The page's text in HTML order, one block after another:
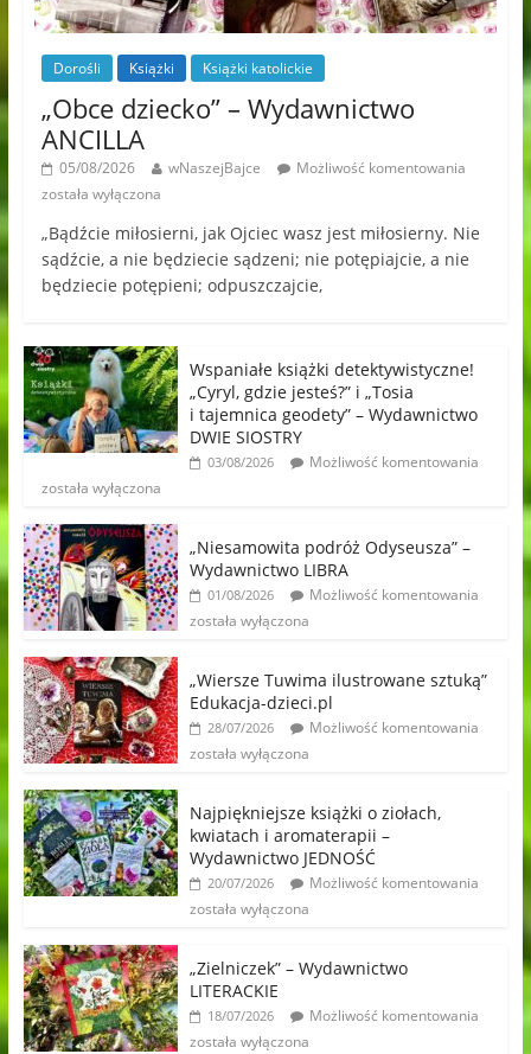
Dorośli Książki Książki katolickie
„Obce dziecko” – Wydawnictwo
ANCILLA
05/08/2026 wNaszejBajce
Możliwość komentowania
została wyłączona
„Bądźcie miłosierni, jak Ojciec wasz jest miłosierny. Nie
sądźcie, a nie będziecie sądzeni; nie potępiajcie, a nie
będziecie potępieni; odpuszczajcie,
Wspaniałe książki detektywistyczne!
„Cyryl, gdzie jesteś?” i „Tosia
i tajemnica geodety” – Wydawnictwo
DWIE SIOSTRY
03/08/2026
Możliwość komentowania
została wyłączona
„Niesamowita podróż Odyseusza” –
Wydawnictwo LIBRA
01/08/2026
Możliwość komentowania
została wyłączona
„Wiersze Tuwima ilustrowane sztuką”
Edukacja-dzieci.pl
28/07/2026
Możliwość komentowania
została wyłączona
Najpiękniejsze książki o ziołach,
kwiatach i aromaterapii –
Wydawnictwo JEDNOŚĆ
20/07/2026
Możliwość komentowania
została wyłączona
„Zielniczek” – Wydawnictwo
LITERACKIE
18/07/2026
Możliwość komentowania
została wyłączona